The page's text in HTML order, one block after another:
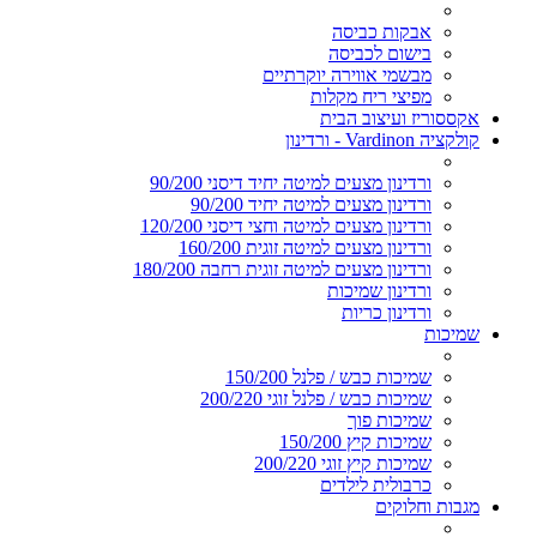
אבקות כביסה
בישום לכביסה
מבשמי אווירה יוקרתיים
מפיצי ריח מקלות
אקססוריז ועיצוב הבית
קולקציה Vardinon - ורדינון
ורדינון מצעים למיטה יחיד דיסני 90/200
ורדינון מצעים למיטה יחיד 90/200
ורדינון מצעים למיטה וחצי דיסני 120/200
ורדינון מצעים למיטה זוגית 160/200
ורדינון מצעים למיטה זוגית רחבה 180/200
ורדינון שמיכות
ורדינון כריות
שמיכות
שמיכות כבש / פלנל 150/200
שמיכות כבש / פלנל זוגי 200/220
שמיכות פוך
שמיכות קיץ 150/200
שמיכות קיץ זוגי 200/220
כרבולית לילדים
מגבות וחלוקים